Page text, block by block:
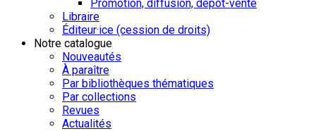
Promotion, diffusion, dépôt-vente
Libraire
Éditeur·ice (cession de droits)
Notre catalogue
Nouveautés
À paraître
Par bibliothèques thématiques
Par collections
Revues
Actualités